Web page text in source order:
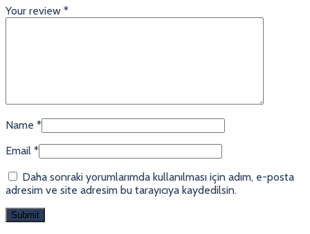
Your review *
Name *
Email *
Daha sonraki yorumlarımda kullanılması için adım, e-posta
adresim ve site adresim bu tarayıcıya kaydedilsin.